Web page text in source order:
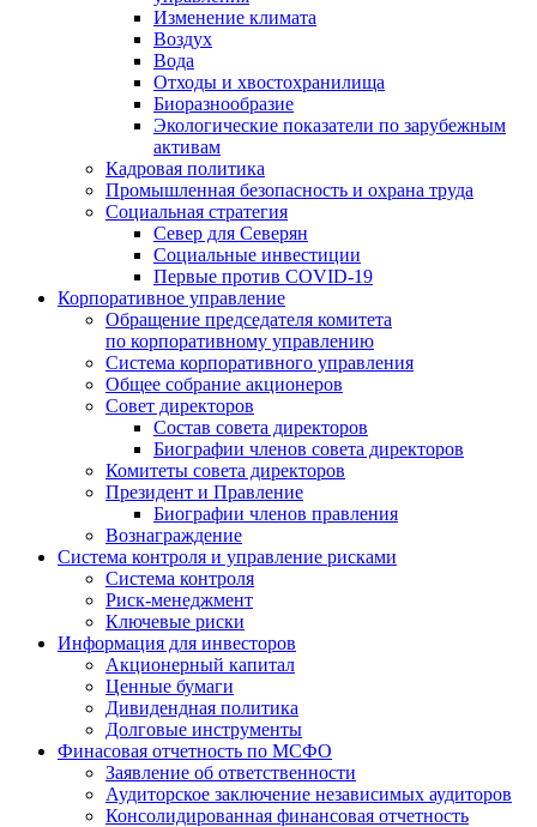
Изменение климата
Воздух
Вода
Отходы и хвостохранилища
Биоразнообразие
Экологические показатели по зарубежным
активам
Кадровая политика
Промышленная безопасность и охрана труда
Социальная стратегия
Север для Северян
Социальные инвестиции
Первые против COVID‑19
Корпоративное управление
Обращение председателя комитета
по корпоративному управлению
Система корпоративного управления
Общее собрание акционеров
Совет директоров
Состав совета директоров
Биографии членов совета директоров
Комитеты совета директоров
Президент и Правление
Биографии членов правления
Вознаграждение
Система контроля и управление рисками
Система контроля
Риск-менеджмент
Ключевые риски
Информация для инвесторов
Акционерный капитал
Ценные бумаги
Дивидендная политика
Долговые инструменты
Финасовая отчетность по МСФО
Заявление об ответственности
Аудиторское заключение независимых аудиторов
Консолидированная финансовая отчетность